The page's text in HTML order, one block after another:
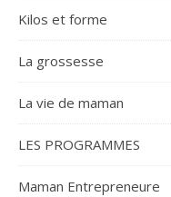
Kilos et forme
La grossesse
La vie de maman
LES PROGRAMMES
Maman Entrepreneure